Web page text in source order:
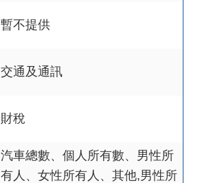
暫不提供
交通及通訊
財稅
汽車總數、個人所有數、男性所
有人、女性所有人、其他,男性所